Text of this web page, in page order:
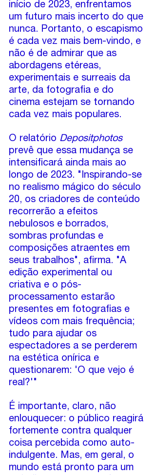
início de 2023, enfrentamos
um futuro mais incerto do que
nunca. Portanto, o escapismo
é cada vez mais bem-vindo, e
não é de admirar que as
abordagens etéreas,
experimentais e surreais da
arte, da fotografia e do
cinema estejam se tornando
cada vez mais populares.
O relatório Depositphotos
prevê que essa mudança se
intensificará ainda mais ao
longo de 2023. "Inspirando-se
no realismo mágico do século
20, os criadores de conteúdo
recorrerão a efeitos
nebulosos e borrados,
sombras profundas e
composições atraentes em
seus trabalhos", afirma. "A
edição experimental ou
criativa e o pós-
processamento estarão
presentes em fotografias e
vídeos com mais frequência;
tudo para ajudar os
espectadores a se perderem
na estética onírica e
questionarem: 'O que vejo é
real?'"
É importante, claro, não
enlouquecer: o público reagirá
fortemente contra qualquer
coisa percebida como auto-
indulgente. Mas, em geral, o
mundo está pronto para um